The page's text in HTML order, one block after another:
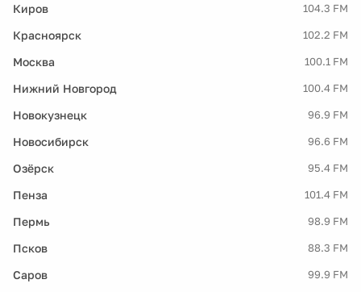
Киров 104.3 FM
Красноярск 102.2 FM
Москва 100.1 FM
Нижний Новгород 100.4 FM
Новокузнецк 96.9 FM
Новосибирск 96.6 FM
Озёрск 95.4 FM
Пенза 101.4 FM
Пермь 98.9 FM
Псков 88.3 FM
Саров 99.9 FM